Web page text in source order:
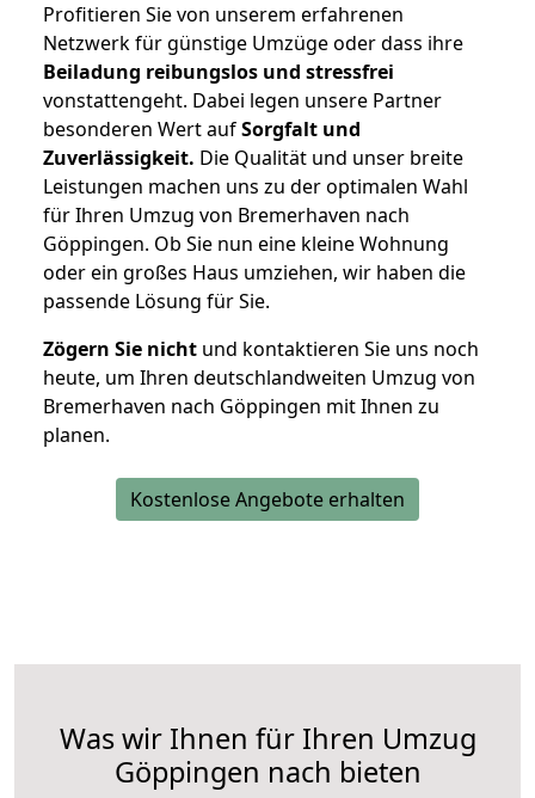
Profitieren Sie von unserem erfahrenen
Netzwerk für günstige Umzüge oder dass ihre
Beiladung reibungslos und stressfrei
vonstattengeht. Dabei legen unsere Partner
besonderen Wert aufSorgfalt und
Zuverlässigkeit. Die Qualität und unser breite
Leistungen machen uns zu der optimalen Wahl
für Ihren Umzug von Bremerhaven nach
Göppingen. Ob Sie nun eine kleine Wohnung
oder ein großes Haus umziehen, wir haben die
passende Lösung für Sie.
Zögern Sie nicht und kontaktieren Sie uns noch
heute, um Ihren deutschlandweiten Umzug von
Bremerhaven nach Göppingen mit Ihnen zu
planen.
Kostenlose Angebote erhalten
Was wir Ihnen für Ihren Umzug
Göppingen nach bieten